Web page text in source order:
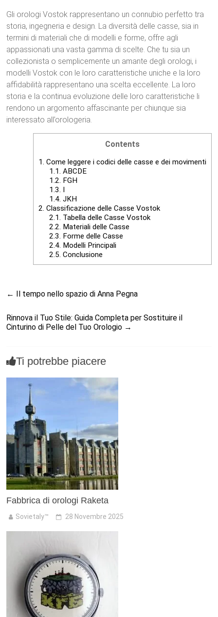
Gli orologi Vostok rappresentano un connubio perfetto tra
storia, ingegneria e design. La diversità delle casse, sia in
termini di materiali che di modelli e forme, offre agli
appassionati una vasta gamma di scelte. Che tu sia un
collezionista o semplicemente un amante degli orologi, i
modelli Vostok con le loro caratteristiche uniche e la loro
affidabilità rappresentano una scelta eccellente. La loro
storia e la continua evoluzione delle loro caratteristiche li
rendono un argomento affascinante per chiunque sia
interessato all’orologeria.
Contents
1. Come leggere i codici delle casse e dei movimenti
1.1. ABCDE
1.2. FGH
1.3. I
1.4. JKH
2. Classificazione delle Casse Vostok
2.1. Tabella delle Casse Vostok
2.2. Materiali delle Casse
2.3. Forme delle Casse
2.4. Modelli Principali
2.5. Conclusione
← Il tempo nello spazio di Anna Pegna
Rinnova il Tuo Stile: Guida Completa per Sostituire il
Cinturino di Pelle del Tuo Orologio →
Ti potrebbe piacere
Fabbrica di orologi Raketa
Sovietaly™ 28 Novembre 2025